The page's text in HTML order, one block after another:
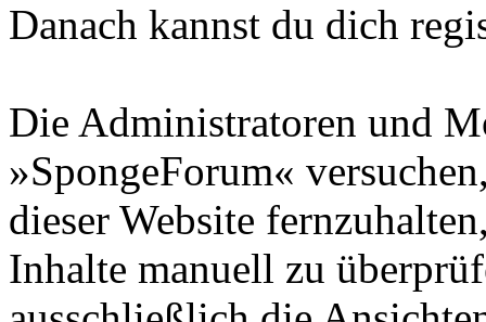
Danach kannst du dich
Die Administratoren und
»SpongeForum«
dieser Website
Inhalte manuell zu